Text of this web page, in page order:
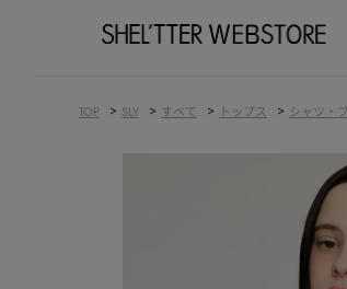
TOP > SLY > すべて > トップス > シャツ・